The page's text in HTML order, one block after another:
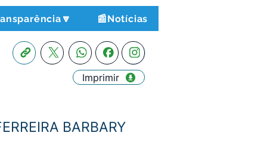
📰Notícias
Imprimir
BARBARY